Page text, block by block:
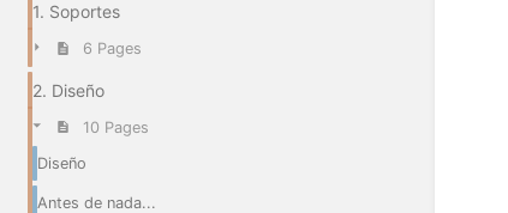
1. Soportes
6 Pages
2. Diseño
10 Pages
Diseño
Antes de nada...